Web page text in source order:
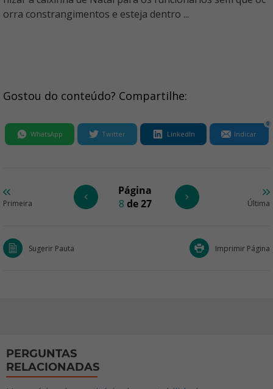
orra constrangimentos e esteja dentro ...
Gostou do conteúdo? Compartilhe:
WhatsApp Twitter LinkedIn Indicar
0
Primeira
Página
8 de 27 Última
Sugerir Pauta Imprimir Página
PERGUNTAS
RELACIONADAS